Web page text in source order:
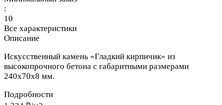
:
10
Все характеристики
Описание
Искусственный камень «Гладкий кирпичик» из
высокопрочного бетона с габаритными размерами
240х70х8 мм.
Подробности